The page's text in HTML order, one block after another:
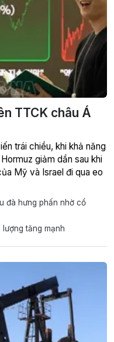
TTCK châu Á
trái chiều, khi khả năng
giảm dần sau khi
Mỹ và Israel đi qua eo
đà hưng phấn nhờ cổ
tăng mạnh